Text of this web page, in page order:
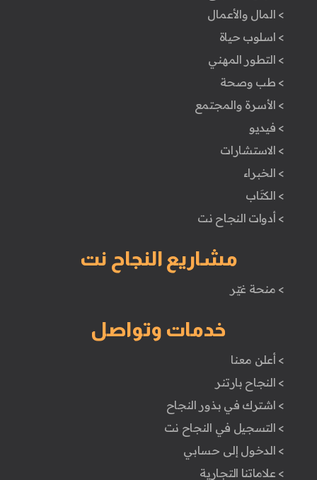
> المال والأعمال
> اسلوب حياة
> التطور المهني
> طب وصحة
> الأسرة والمجتمع
> فيديو
> الاستشارات
> الخبراء
> الكتَاب
> أدوات النجاح نت
مشاريع النجاح نت
> منحة غيّر
خدمات وتواصل
> أعلن معنا
> النجاح بارتنر
> اشترك في بذور النجاح
> التسجيل في النجاح نت
> الدخول إلى حسابي
> علاماتنا التجارية